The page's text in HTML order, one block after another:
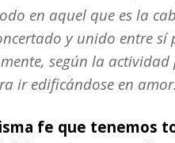
en aquel que es la
y unido entre
según la
ir edificándose en
fe que tenemos